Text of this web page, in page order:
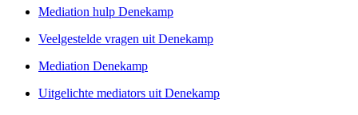
Mediation hulp Denekamp
Veelgestelde vragen uit Denekamp
Mediation Denekamp
Uitgelichte mediators uit Denekamp